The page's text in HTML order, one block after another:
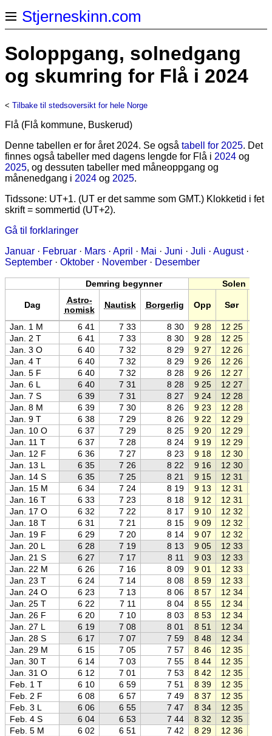
Stjerneskinn.com
Soloppgang, solnedgang
og skumring for Flå i 2024
< Tilbake til stedsoversikt for hele Norge
Flå (Flå kommune, Buskerud)
Denne tabellen er for året 2024. Se også tabell for 2025. Det
finnes også tabeller med dagens lengde for Flå i 2024 og
2025, og dessuten tabeller med måneoppgang og
månenedgang i 2024 og 2025.
Tidssone: UT+1. (UT er det samme som GMT.) Klokketid i fet
skrift = sommertid (UT+2).
Gå til forklaringer
Januar · Februar · Mars · April · Mai · Juni · Juli · August·
September · Oktober · November · Desember
Demring begynner Solen
Dag
Astro-
nomisk
Nautisk Borgerlig Opp Sør
Jan. 1 M 6 41 7 33 8 30 9 28 12 25
Jan. 2 T
6 41 7 33 8 30 9 28 12 25
Jan. 3 O
6 40 7 32 8 29 9 27 12 26
Jan. 4 T
6 40 7 32 8 29 9 26 12 26
Jan. 5 F
6 40 7 32 8 28 9 26 12 27
Jan. 6 L
6 40 7 31 8 28 9 25 12 27
Jan. 7 S
6 39 7 31 8 27 9 24 12 28
Jan. 8 M
6 39 7 30 8 26 9 23 12 28
Jan. 9 T
6 38 7 29 8 26 9 22 12 29
Jan. 10 O
6 37 7 29 8 25 9 20 12 29
Jan. 11 T
6 37 7 28 8 24 9 19 12 29
Jan. 12 F
6 36 7 27 8 23 9 18 12 30
Jan. 13 L
6 35 7 26 8 22 9 16 12 30
Jan. 14 S
6 35 7 25 8 21 9 15 12 31
Jan. 15 M
6 34 7 24 8 19 9 13 12 31
Jan. 16 T
6 33 7 23 8 18 9 12 12 31
Jan. 17 O
6 32 7 22 8 17 9 10 12 32
Jan. 18 T
6 31 7 21 8 15 9 09 12 32
Jan. 19 F
6 29 7 20 8 14 9 07 12 32
Jan. 20 L
6 28 7 19 8 13 9 05 12 33
Jan. 21 S
6 27 7 17 8 11 9 03 12 33
Jan. 22 M
6 26 7 16 8 09 9 01 12 33
Jan. 23 T
6 24 7 14 8 08 8 59 12 33
Jan. 24 O
6 23 7 13 8 06 8 57 12 34
Jan. 25 T
6 22 7 11 8 04 8 55 12 34
Jan. 26 F
6 20 7 10 8 03 8 53 12 34
Jan. 27 L
6 19 7 08 8 01 8 51 12 34
Jan. 28 S
6 17 7 07 7 59 8 48 12 34
Jan. 29 M
6 15 7 05 7 57 8 46 12 35
Jan. 30 T
6 14 7 03 7 55 8 44 12 35
Jan. 31 O
6 12 7 01 7 53 8 42 12 35
Feb. 1 T
6 10 6 59 7 51 8 39 12 35
Feb. 2 F
6 08 6 57 7 49 8 37 12 35
Feb. 3 L
6 06 6 55 7 47 8 34 12 35
Feb. 4 S
6 04 6 53 7 44 8 32 12 35
Feb. 5 M
6 02 6 51 7 42 8 29 12 36